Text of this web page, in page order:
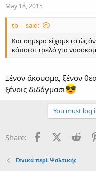
May 18, 2015
tb--- said:
Και σήμερα είχαμε τα ώς
κάποιοι τρελό για
Ξένον ἄκουσμα, ξένον
ξένοις διδάγμασι
You must log
Share: Facebook
X
Γενικά περί Ψαλτικής